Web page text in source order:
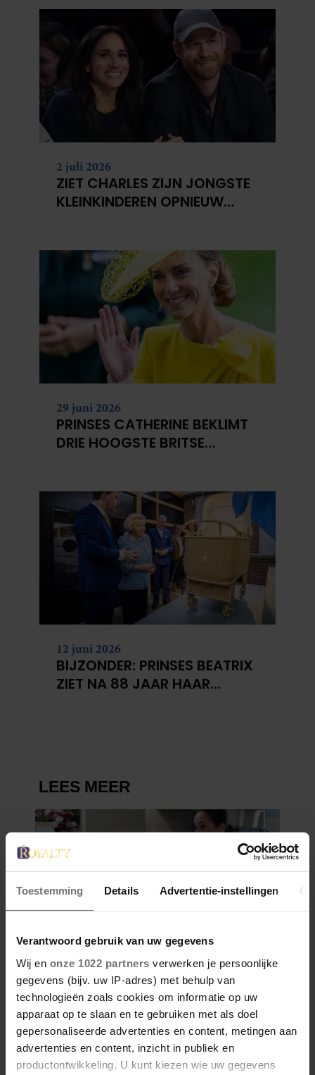
Toestemming Details Advertentie-instellingen
Verantwoord gebruik van uw gegevens
Wij en onze 1022 partners verwerken je persoonlijke
gegevens (bijv. uw IP-adres) met behulp van
technologieën zoals cookies om informatie op uw
apparaat op te slaan en te gebruiken met als doel
gepersonaliseerde advertenties en content, metingen aan
advertenties en content, inzicht in publiek en
productontwikkeling. U kunt kiezen wie uw gegevens
2 juli 2026
ZIET CHARLES ZIJN JONGSTE
KLEINKINDEREN OPNIEUW
29 juni 2026
PRINSES CATHERINE BEKLIMT
DRIE HOOGSTE BRITSE
12 juni 2026
BIJZONDER: PRINSES BEATRIX
ZIET NA 88 JAAR HAAR